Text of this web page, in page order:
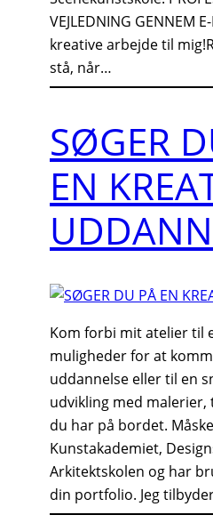
VEJLEDNING GENNEM
kreative arbejde til
stå, når…
SØGER
EN
Kom forbi mit atelier til
muligheder for at
uddannelse eller til en
udvikling med malerier,
du har på bordet.
Kunstakademiet,
Arkitektskolen og har
din portfolio. Jeg